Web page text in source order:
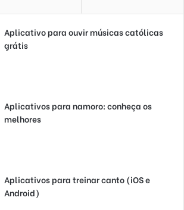
Aplicativo para ouvir músicas católicas
grátis
Aplicativos para namoro: conheça os
melhores
Aplicativos para treinar canto (iOS e
Android)